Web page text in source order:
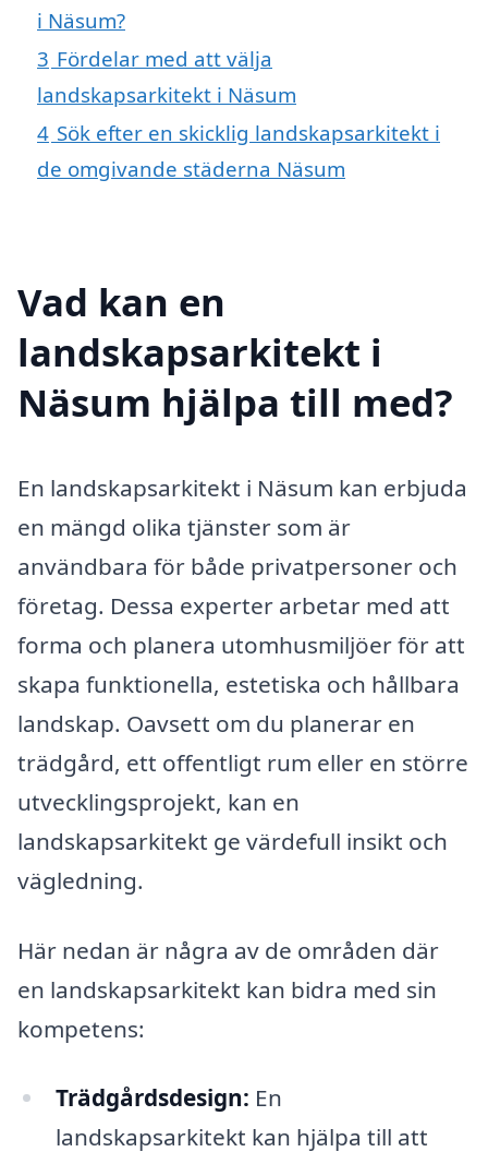
i Näsum?
3 Fördelar med att välja
landskapsarkitekt i Näsum
4 Sök efter en skicklig landskapsarkitekt i
de omgivande städerna Näsum
Vad kan en
landskapsarkitekt i
Näsum hjälpa till med?
En landskapsarkitekt i Näsum kan erbjuda
en mängd olika tjänster som är
användbara för både privatpersoner och
företag. Dessa experter arbetar med att
forma och planera utomhusmiljöer för att
skapa funktionella, estetiska och hållbara
landskap. Oavsett om du planerar en
trädgård, ett offentligt rum eller en större
utvecklingsprojekt, kan en
landskapsarkitekt ge värdefull insikt och
vägledning.
Här nedan är några av de områden där
en landskapsarkitekt kan bidra med sin
kompetens:
Trädgårdsdesign: En
landskapsarkitekt kan hjälpa till att